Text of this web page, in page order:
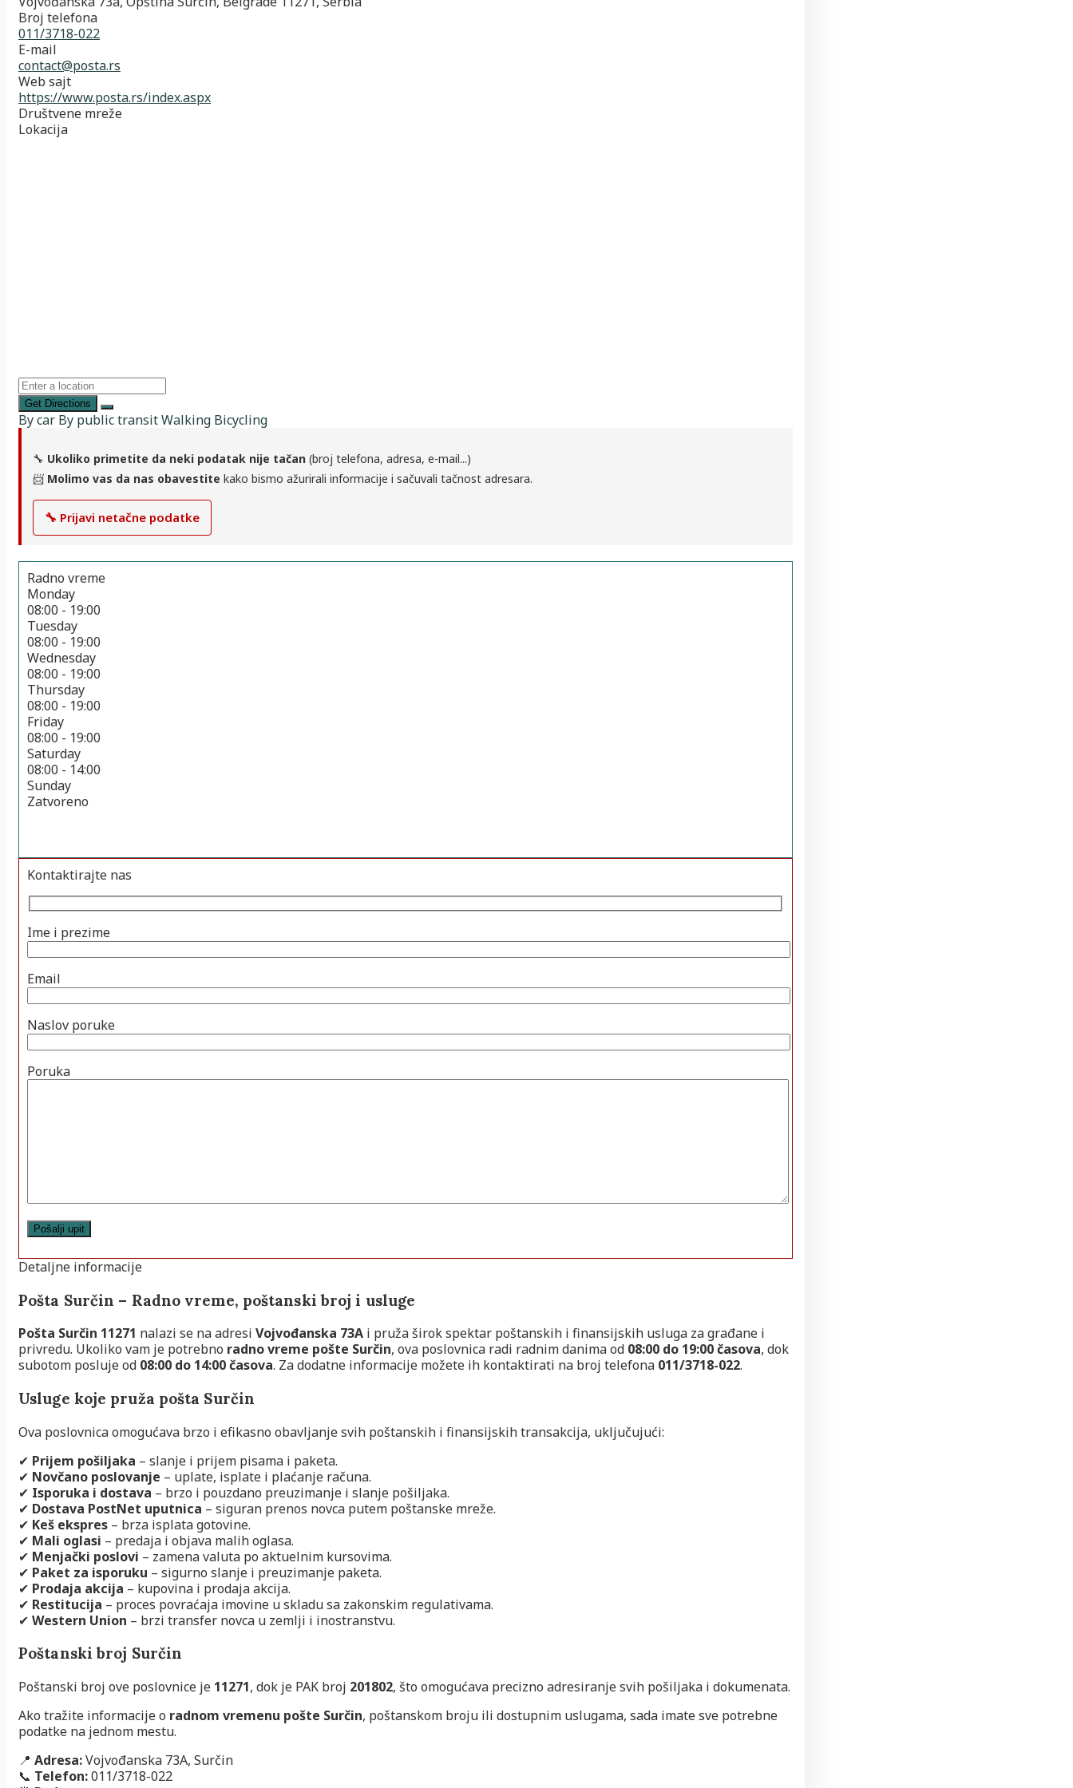
Broj telefona
011/3718-022
E-mail
contact@posta.rs
Web sajt
https://www.posta.rs/index.aspx
Društvene mreže
Lokacija
Get Directions
By car By public transitWalking Bicycling
🔧 Ukoliko primetite da neki podatak nije tačan (broj telefona, adresa, e-mail...)
📨 Molimo vas da nas obavestite kako bismo ažurirali informacije i sačuvali tačnost adresara.
🔧 Prijavi netačne podatke
Radno vreme
Monday
08:00 - 19:00
Tuesday
08:00 - 19:00
Wednesday
08:00 - 19:00
Thursday
08:00 - 19:00
Friday
08:00 - 19:00
Saturday
08:00 - 14:00
Sunday
Zatvoreno
Kontaktirajte nas
Ime i prezime
Email
Naslov poruke
Poruka
Detaljne informacije
Pošta Surčin – Radno vreme, poštanski broj i usluge
Pošta Surčin 11271 nalazi se na adresi Vojvođanska 73A i pruža širok spektar poštanskih i finansijskih usluga za građane i
privredu. Ukoliko vam je potrebno radno vreme pošte Surčin, ova poslovnica radi radnim danima od 08:00 do 19:00 časova, dok
subotom posluje od 08:00 do 14:00 časova. Za dodatne informacije možete ih kontaktirati na broj telefona 011/3718-022.
Usluge koje pruža pošta Surčin
Ova poslovnica omogućava brzo i efikasno obavljanje svih poštanskih i finansijskih transakcija, uključujući:
✔ Prijem pošiljaka – slanje i prijem pisama i paketa.
✔ Novčano poslovanje – uplate, isplate i plaćanje računa.
✔ Isporuka i dostava – brzo i pouzdano preuzimanje i slanje pošiljaka.
✔ Dostava PostNet uputnica – siguran prenos novca putem poštanske mreže.
✔ Keš ekspres – brza isplata gotovine.
✔ Mali oglasi – predaja i objava malih oglasa.
✔ Menjački poslovi – zamena valuta po aktuelnim kursovima.
✔ Paket za isporuku – sigurno slanje i preuzimanje paketa.
✔ Prodaja akcija – kupovina i prodaja akcija.
✔ Restitucija – proces povraćaja imovine u skladu sa zakonskim regulativama.
✔ Western Union – brzi transfer novca u zemlji i inostranstvu.
Poštanski broj Surčin
Poštanski broj ove poslovnice je 11271, dok je PAK broj 201802, što omogućava precizno adresiranje svih pošiljaka i dokumenata.
Ako tražite informacije o radnom vremenu pošte Surčin, poštanskom broju ili dostupnim uslugama, sada imate sve potrebne
podatke na jednom mestu.
📍 Adresa:Vojvođanska 73A, Surčin
📞 Telefon:011/3718-022